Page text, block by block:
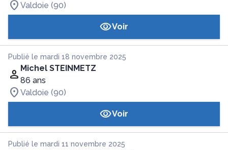
Valdoie (90)
Voir
Publié le mardi 18 novembre 2025
Michel STEINMETZ
86 ans
Valdoie (90)
Voir
Publié le mardi 11 novembre 2025